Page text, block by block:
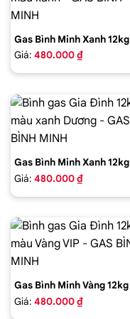
Gas Bình Minh Xanh 12kg
Giá: 480.000 ₫
Gas Bình Minh Xanh 12kg
Giá: 480.000 ₫
Gas Bình Minh Vàng 12kg
Giá: 480.000 ₫